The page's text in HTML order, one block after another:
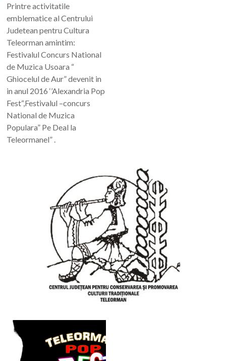
Printre activitatile
emblematice al Centrului
Judetean pentru Cultura
Teleorman amintim:
Festivalul Concurs National
de Muzica Usoara “
Ghiocelul de Aur” devenit in
in anul 2016 ‘’Alexandria Pop
Fest“,Festivalul –concurs
National de Muzica
Populara” Pe Deal la
Teleormanel” .